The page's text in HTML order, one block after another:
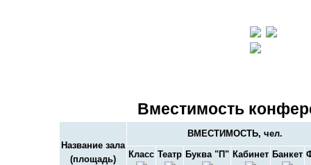
Вместимость
Название зала
(площадь)
ВМЕСТИМОСТЬ, чел.
Класс Театр Буква "П" Кабинет Банкет